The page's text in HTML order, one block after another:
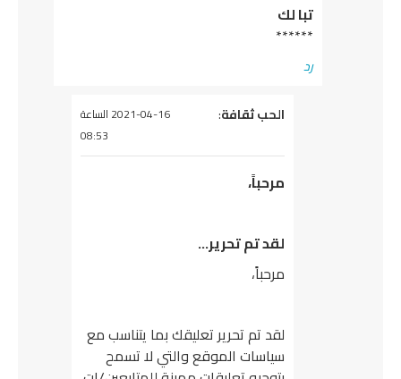
تبا لك
******
رد
يقول
الحب ثقافة:
2021-04-16 الساعة
08:53
مرحباً،
لقد تم تحرير…
مرحباً،
لقد تم تحرير تعليقك بما يتناسب مع
سياسات الموقع والتي لا تسمح